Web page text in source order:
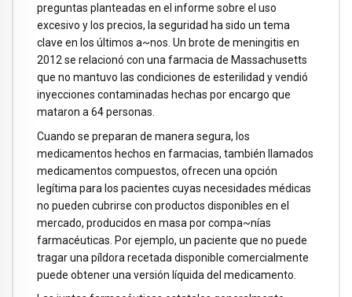
preguntas planteadas en el informe sobre el uso
excesivo y los precios, la seguridad ha sido un tema
clave en los últimos a~nos. Un brote de meningitis en
2012 se relacionó con una farmacia de Massachusetts
que no mantuvo las condiciones de esterilidad y vendió
inyecciones contaminadas hechas por encargo que
mataron a 64 personas.
Cuando se preparan de manera segura, los
medicamentos hechos en farmacias, también llamados
medicamentos compuestos, ofrecen una opción
legítima para los pacientes cuyas necesidades médicas
no pueden cubrirse con productos disponibles en el
mercado, producidos en masa por compa~nías
farmacéuticas. Por ejemplo, un paciente que no puede
tragar una píldora recetada disponible comercialmente
puede obtener una versión líquida del medicamento.